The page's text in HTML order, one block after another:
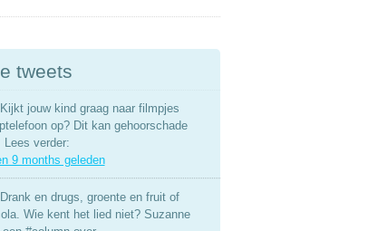
tweets
Kijkt jouw kind graag naar filmpjes
op? Dit kan gehoorschade
Lees verder:
9 months geleden
Drank en drugs, groente en fruit of
Wie kent het lied niet? Suzanne